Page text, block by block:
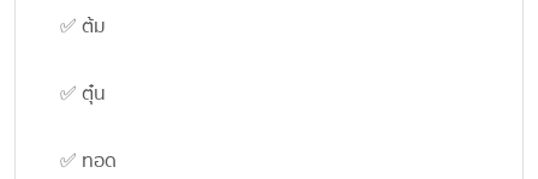
✅ ต้ม
✅ ตุ๋น
✅ ทอด